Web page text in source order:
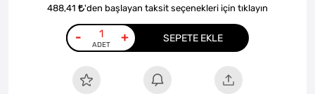
488,41 'den başlayan taksit seçenekleri için tıklayın
- + SEPETE EKLE